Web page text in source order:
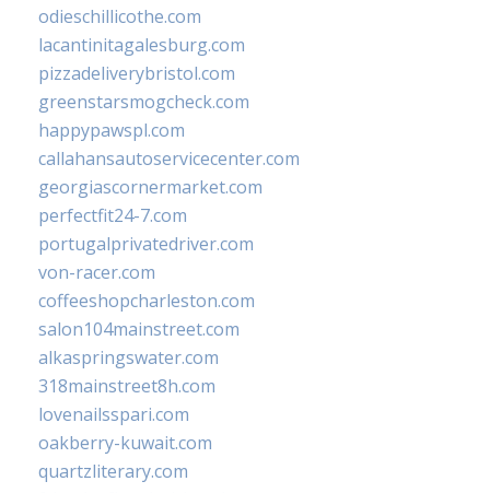
odieschillicothe.com
lacantinitagalesburg.com
pizzadeliverybristol.com
greenstarsmogcheck.com
happypawspl.com
callahansautoservicecenter.com
georgiascornermarket.com
perfectfit24-7.com
portugalprivatedriver.com
von-racer.com
coffeeshopcharleston.com
salon104mainstreet.com
alkaspringswater.com
318mainstreet8h.com
lovenailsspari.com
oakberry-kuwait.com
quartzliterary.com